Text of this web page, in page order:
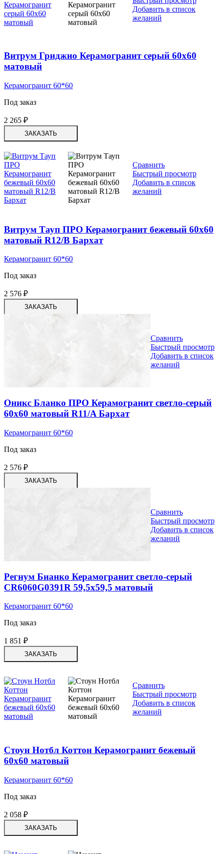
Добавить в список
желаний
Витрум Гриджио Керамогранит серый 60х60
матовый
Керамогранит 60*60
Под заказ
2 265 ₽
ЗАКАЗАТЬ
Сравнить
Быстрый просмотр
Добавить в список
желаний
Витрум Тауп ПРО Керамогранит бежевый 60х60
матовый R12/B Бархат
Керамогранит 60*60
Под заказ
2 576 ₽
ЗАКАЗАТЬ
Сравнить
Быстрый просмотр
Добавить в список
желаний
Оникс Бланко ПРО Керамогранит светло-серый
60х60 матовый R11/A Бархат
Керамогранит 60*60
Под заказ
2 576 ₽
ЗАКАЗАТЬ
Сравнить
Быстрый просмотр
Добавить в список
желаний
Регнум Бианко Керамогранит светло-серый
СR6060G0391R 59,5х59,5 матовый
Керамогранит 60*60
Под заказ
1 851 ₽
ЗАКАЗАТЬ
Сравнить
Быстрый просмотр
Добавить в список
желаний
Стоун Нотбл Коттон Керамогранит бежевый
60х60 матовый
Керамогранит 60*60
Под заказ
2 058 ₽
ЗАКАЗАТЬ